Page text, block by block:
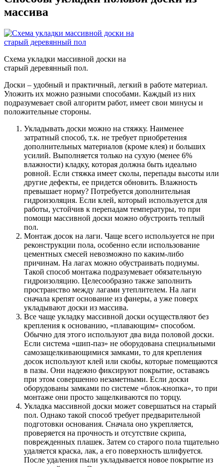
массива
Схема укладки массивной доски на
старый деревянный пол.
Доски – удобный и практичный, легкий в работе материал.
Уложить их можно разными способами. Каждый из них
подразумевает свой алгоритм работ, имеет свои минусы и
положительные стороны.
Укладывать доски можно на стяжку. Наименее
затратный способ, т.к. не требует приобретения
дополнительных материалов (кроме клея) и больших
усилий. Выполняется только на сухую (менее 6%
влажности) кладку, которая должна быть идеально
ровной. Если стяжка имеет сколы, перепады высоты или
другие дефекты, ее придется обновить. Влажность
превышает норму? Потребуется дополнительная
гидроизоляция. Если клей, который используется для
работы, устойчив к перепадам температуры, то при
помощи массивной доски можно обустроить теплый
пол.
Монтаж досок на лаги. Чаще всего используется не при
реконструкции пола, особенно если использование
цементных смесей невозможно по каким-либо
причинам. На лагах можно обустраивать подиумы.
Такой способ монтажа подразумевает обязательную
гидроизоляцию. Целесообразно также заполнить
пространство между лагами утеплителем. На лаги
сначала крепят основание из фанеры, а уже поверх
укладывают доски из массива.
Все чаще укладку массивной доски осуществляют без
крепления к основанию, «плавающим» способом.
Обычно для этого используют два вида половой доски.
Если система «шип-паз» не оборудована специальными
самозащелкивающимися замками, то для крепления
досок используют клей или скобы, которые помещаются
в пазы. Они надежно фиксируют покрытие, оставаясь
при этом совершенно незаметными. Если доски
оборудованы замками по системе «блок-кнопка», то при
монтаже они просто защелкиваются по торцу.
Укладка массивной доски может совершаться на старый
пол. Однако такой способ требует предварительной
подготовки основания. Сначала оно укрепляется,
проверяется на прочность и отсутствие скрипа,
поврежденных плашек. Затем со старого пола тщательно
удаляется краска, лак, а его поверхность шлифуется.
После удаления пыли укладывается новое покрытие из